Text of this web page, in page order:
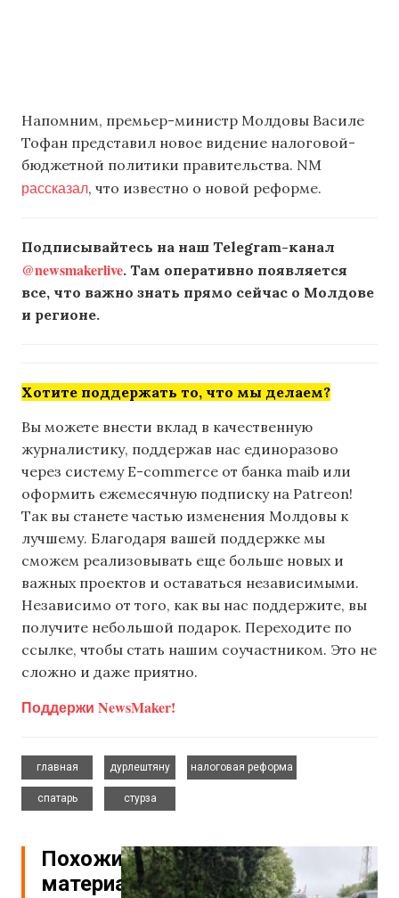
Напомним, премьер-министр Молдовы Василе
Тофан представил новое видение налоговой-
бюджетной политики правительства. NM
рассказал, что известно о новой реформе.
Подписывайтесь на наш Telegram-канал
@newsmakerlive. Там оперативно появляется
все, что важно знать прямо сейчас о Молдове
и регионе.
Хотите поддержать то, что мы делаем?
Вы можете внести вклад в качественную
журналистику, поддержав нас единоразово
через систему E-commerce от банка maib или
оформить ежемесячную подписку на Patreon!
Так вы станете частью изменения Молдовы к
лучшему. Благодаря вашей поддержке мы
сможем реализовывать еще больше новых и
важных проектов и оставаться независимыми.
Независимо от того, как вы нас поддержите, вы
получите небольшой подарок. Переходите по
ссылке, чтобы стать нашим соучастником. Это не
сложно и даже приятно.
Поддержи NewsMaker!
главная
дурлештяну
налоговая реформа
спатарь
стурза
Похожие
материалы